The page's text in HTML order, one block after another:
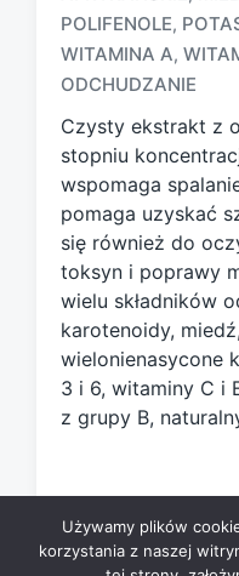
a
g
g
e
w
i
t
h
POLIFENOLE,
WITAMINA A,
ODCHUDZANIE
Czysty ekstrakt z
stopniu
wspomaga
pomaga uzyskać
się również do
toksyn i poprawy
wielu składników
karotenoidy,
wielonienasycone
3 i 6, witaminy C i
z grupy B,
Używamy plików
korzystania z naszej